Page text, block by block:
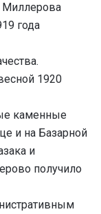
Миллерова
года
1920
каменные
и на Базарной
и
получило